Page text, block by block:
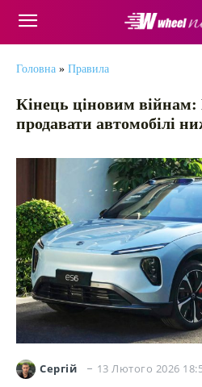
Головна » Правила
Кінець ціновим війнам:
продавати автомобілі
Сергій 13 Лютого 2026